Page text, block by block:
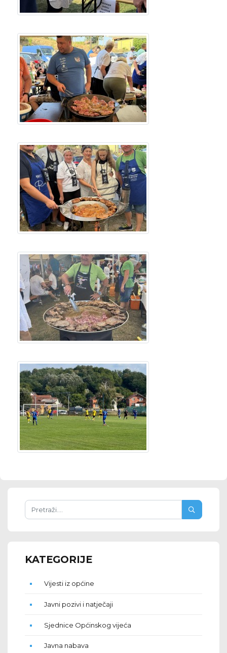
KATEGORIJE
Vijesti iz općine
Javni pozivi i natječaji
Sjednice Općinskog vijeća
Javna nabava